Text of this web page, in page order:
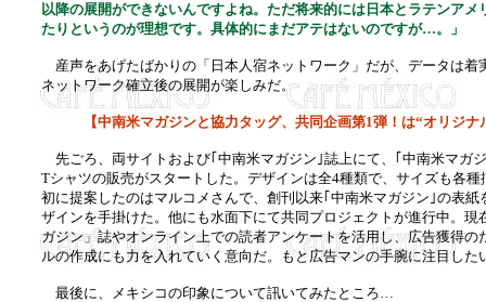
以降の展開ができないんですよね。ただ将来的には日本とラテンアメ
たりというのが理想です。具体的にまだアテはないのですが…。」
産声をあげたばかりの「日本人宿ネットワーク」だが、データは着
ネットワーク確立後の展開が楽しみだ。
【中南米マガジンと協力タッグ、共同企画第1弾！は“オリジ
先ごろ、両サイトおよび｢中南米マガジン｣誌上にて、｢中南米マガ
Tシャツの販売がスタートした。デザインは全4種類で、サイズも各
初に提案したのはマルコメさんで、創刊以来｢中南米マガジン｣の表
ザインを手掛けた。他にも水面下にて共同プロジェクトが進行中。現
ガジン」誌やオンライン上での読者アンケートを活用し、広告獲得の
ルの作成にも力を入れていく意向だ。もと広告マンの手腕に注目した
最後に、メキシコの印象について訊いてみたところ…